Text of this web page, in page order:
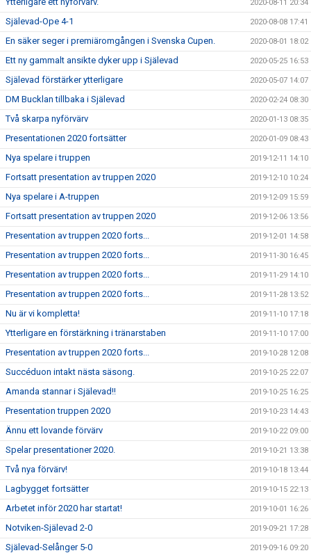
2020-08-11 20:34
Själevad-Ope 4-1 2020-08-08 17:41
En säker seger i premiäromgången i Svenska Cupen. 2020-08-01 18:02
Ett ny gammalt ansikte dyker upp i Själevad 2020-05-25 16:53
Själevad förstärker ytterligare 2020-05-07 14:07
DM Bucklan tillbaka i Själevad 2020-02-24 08:30
Två skarpa nyförvärv 2020-01-13 08:35
Presentationen 2020 fortsätter 2020-01-09 08:43
Nya spelare i truppen 2019-12-11 14:10
Fortsatt presentation av truppen 2020 2019-12-10 10:24
Nya spelare i A-truppen 2019-12-09 15:59
Fortsatt presentation av truppen 2020 2019-12-06 13:56
Presentation av truppen 2020 forts... 2019-12-01 14:58
Presentation av truppen 2020 forts... 2019-11-30 16:45
Presentation av truppen 2020 forts... 2019-11-29 14:10
Presentation av truppen 2020 forts... 2019-11-28 13:52
Nu är vi kompletta! 2019-11-10 17:18
Ytterligare en förstärkning i tränarstaben 2019-11-10 17:00
Presentation av truppen 2020 forts... 2019-10-28 12:08
Succéduon intakt nästa säsong. 2019-10-25 22:07
Amanda stannar i Själevad!! 2019-10-25 16:25
Presentation truppen 2020 2019-10-23 14:43
Ännu ett lovande förvärv 2019-10-22 09:00
Spelar presentationer 2020. 2019-10-21 13:38
Två nya förvärv! 2019-10-18 13:44
Lagbygget fortsätter 2019-10-15 22:13
Arbetet inför 2020 har startat! 2019-10-01 16:26
Notviken-Själevad 2-0 2019-09-21 17:28
Själevad-Selånger 5-0 2019-09-16 09:20